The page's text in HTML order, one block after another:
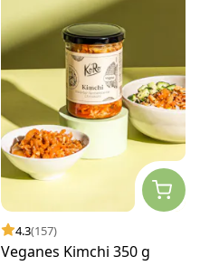
4.3(157)
Veganes Kimchi 350 g